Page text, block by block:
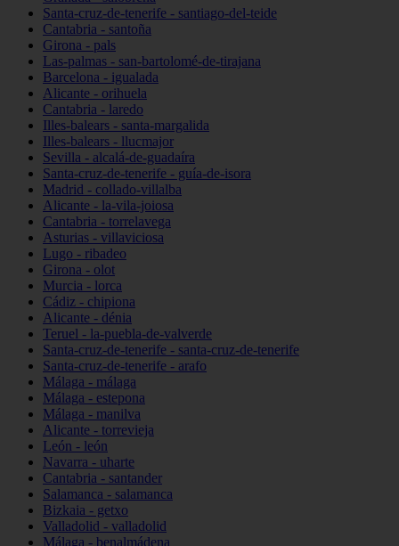
Santa-cruz-de-tenerife - santiago-del-teide
Cantabria - santoña
Girona - pals
Las-palmas - san-bartolomé-de-tirajana
Barcelona - igualada
Alicante - orihuela
Cantabria - laredo
Illes-balears - santa-margalida
Illes-balears - llucmajor
Sevilla - alcalá-de-guadaíra
Santa-cruz-de-tenerife - guía-de-isora
Madrid - collado-villalba
Alicante - la-vila-joiosa
Cantabria - torrelavega
Asturias - villaviciosa
Lugo - ribadeo
Girona - olot
Murcia - lorca
Cádiz - chipiona
Alicante - dénia
Teruel - la-puebla-de-valverde
Santa-cruz-de-tenerife - santa-cruz-de-tenerife
Santa-cruz-de-tenerife - arafo
Málaga - málaga
Málaga - estepona
Málaga - manilva
Alicante - torrevieja
León - león
Navarra - uharte
Cantabria - santander
Salamanca - salamanca
Bizkaia - getxo
Valladolid - valladolid
Málaga - benalmádena